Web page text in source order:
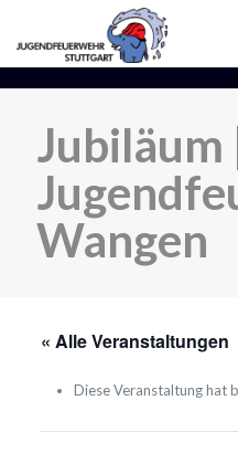
Jubiläum
Wangen
« Alle Veranstaltungen
Diese Veranstaltung hat